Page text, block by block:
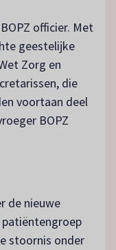
officier. Met
geestelijke
Zorg en
die
voortaan deel
BOPZ
de nieuwe
stoornis onder